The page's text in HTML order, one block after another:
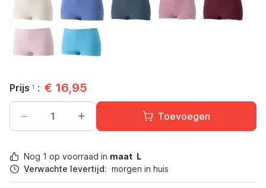
Ivoor Lavendel Marine green Mauve Robijn
Turquoise
Prijs 1 : € 16,95
Toevoegen
Nog 1 op voorraad in maat L
Verwachte levertijd: morgen in huis